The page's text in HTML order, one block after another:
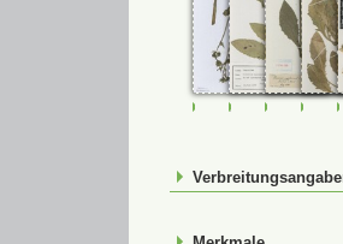
FR-0107840FR-0107841
FR-